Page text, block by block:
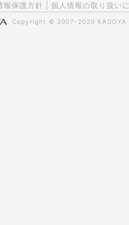
報保護方針 個人情報の取り扱い
Copyright © 2007-2020 KAGOYA